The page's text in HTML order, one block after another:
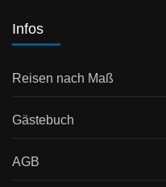
Infos
Reisen nach Maß
Gästebuch
AGB